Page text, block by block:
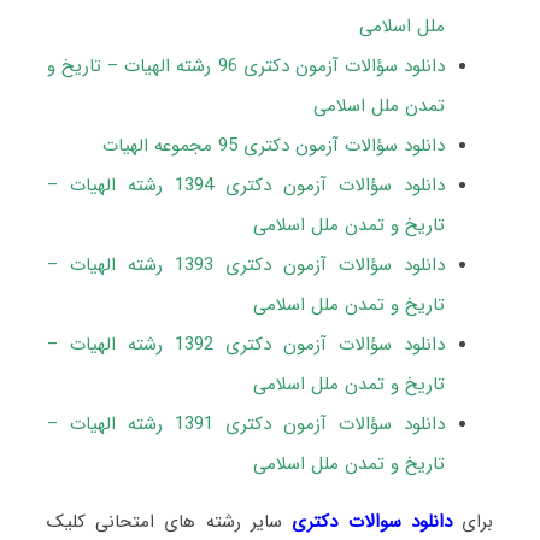
ملل اسلامی
دانلود سؤالات آزمون دکتری 96 رشته الهیات – تاریخ و
تمدن ملل اسلامی
دانلود سؤالات آزمون دکتری 95 مجموعه الهیات
دانلود سؤالات آزمون دکتری 1394 رشته الهیات –
تاریخ و تمدن ملل اسلامی
دانلود سؤالات آزمون دکتری 1393 رشته الهیات –
تاریخ و تمدن ملل اسلامی
دانلود سؤالات آزمون دکتری 1392 رشته الهیات –
تاریخ و تمدن ملل اسلامی
دانلود سؤالات آزمون دکتری 1391 رشته الهیات –
تاریخ و تمدن ملل اسلامی
برایدانلود سوالات دکتری سایر رشته های امتحانی کلیک